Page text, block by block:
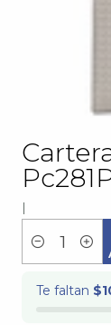
|
Cantidad
Te faltan